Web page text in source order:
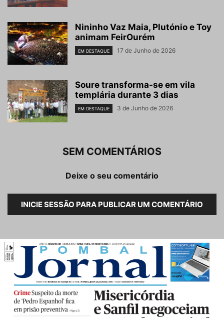
Nininho Vaz Maia, Plutónio e Toy
animam FeirOurém
EM DESTAQUE 17 de Junho de 2026
Soure transforma-se em vila
templária durante 3 dias
EM DESTAQUE 3 de Junho de 2026
SEM COMENTÁRIOS
Deixe o seu comentário
INICIE SESSÃO PARA PUBLICAR UM COMENTÁRIO